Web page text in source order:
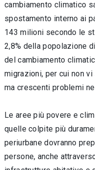
cambiamento climatico
spostamento interno ai
143 milioni secondo le
2,8% della popolazione
del cambiamento
migrazioni, per cui non
ma crescenti problemi
Le aree più povere e
quelle colpite più
periurbane dovranno
persone, anche